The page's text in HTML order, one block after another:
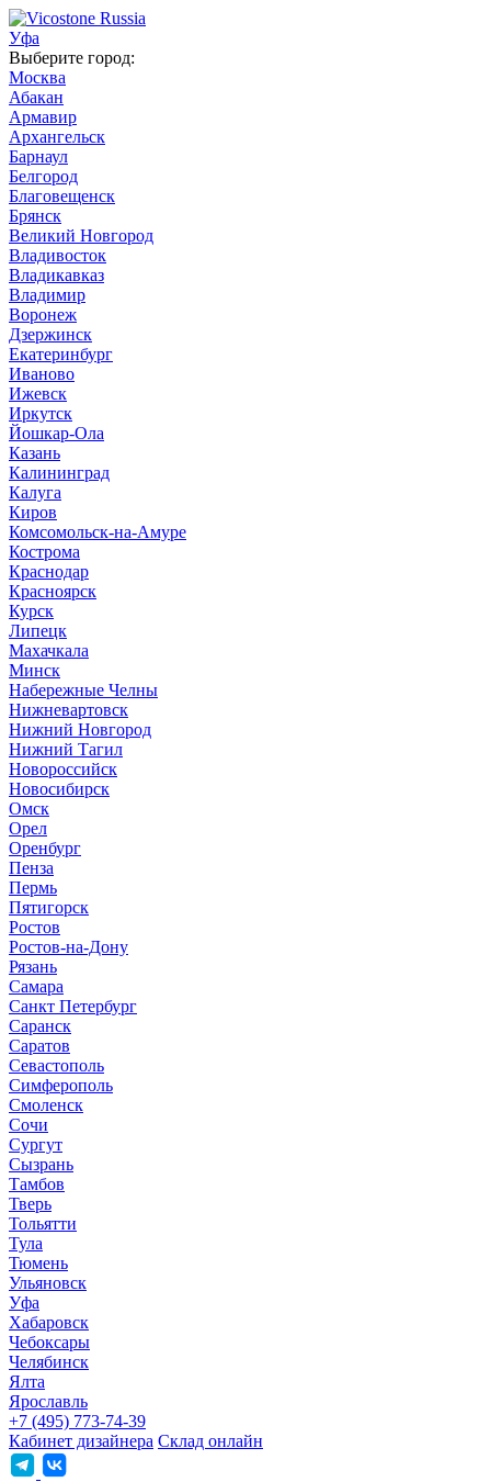
Уфа
Выберите город:
Москва
Абакан
Армавир
Архангельск
Барнаул
Белгород
Благовещенск
Брянск
Великий Новгород
Владивосток
Владикавказ
Владимир
Воронеж
Дзержинск
Екатеринбург
Иваново
Ижевск
Иркутск
Йошкар-Ола
Казань
Калининград
Калуга
Киров
Комсомольск-на-Амуре
Кострома
Краснодар
Красноярск
Курск
Липецк
Махачкала
Минск
Набережные Челны
Нижневартовск
Нижний Новгород
Нижний Тагил
Новороссийск
Новосибирск
Омск
Орел
Оренбург
Пенза
Пермь
Пятигорск
Ростов
Ростов-на-Дону
Рязань
Самара
Санкт Петербург
Саранск
Саратов
Севастополь
Симферополь
Смоленск
Сочи
Сургут
Сызрань
Тамбов
Тверь
Тольятти
Тула
Тюмень
Ульяновск
Уфа
Хабаровск
Чебоксары
Челябинск
Ялта
Ярославль
+7 (495) 773-74-39
Кабинет дизайнера Склад онлайн